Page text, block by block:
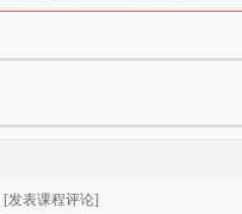
[发表课程评论]